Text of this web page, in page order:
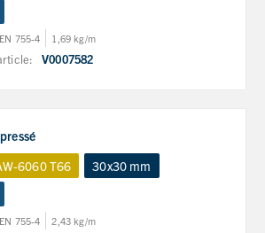
755-4 1,69 kg/m
V0007582
6060 T66
30x30 mm
755-4 2,43 kg/m